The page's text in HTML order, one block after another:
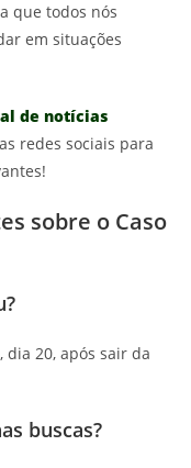
que todos nós
em situações
de notícias
redes sociais para
sobre o Caso
20, após sair da
buscas?